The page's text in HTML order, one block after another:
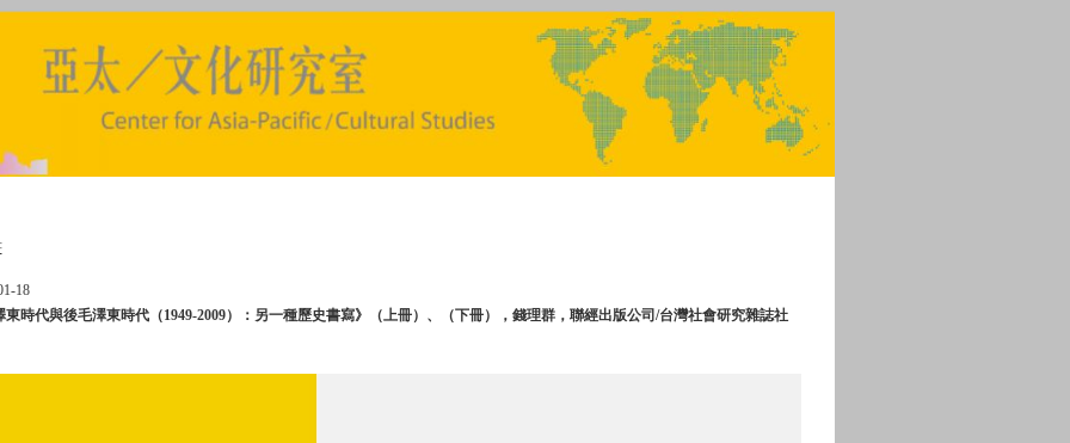
18
東時代與後毛澤東時代（1949-2009）：另一種歷史書寫》（上冊）、（下冊），錢理群，聯經出版公司/台灣社會研究雜誌社